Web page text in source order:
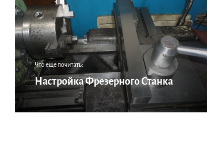
Что еще почитать:
Настройка Фрезерного Станка